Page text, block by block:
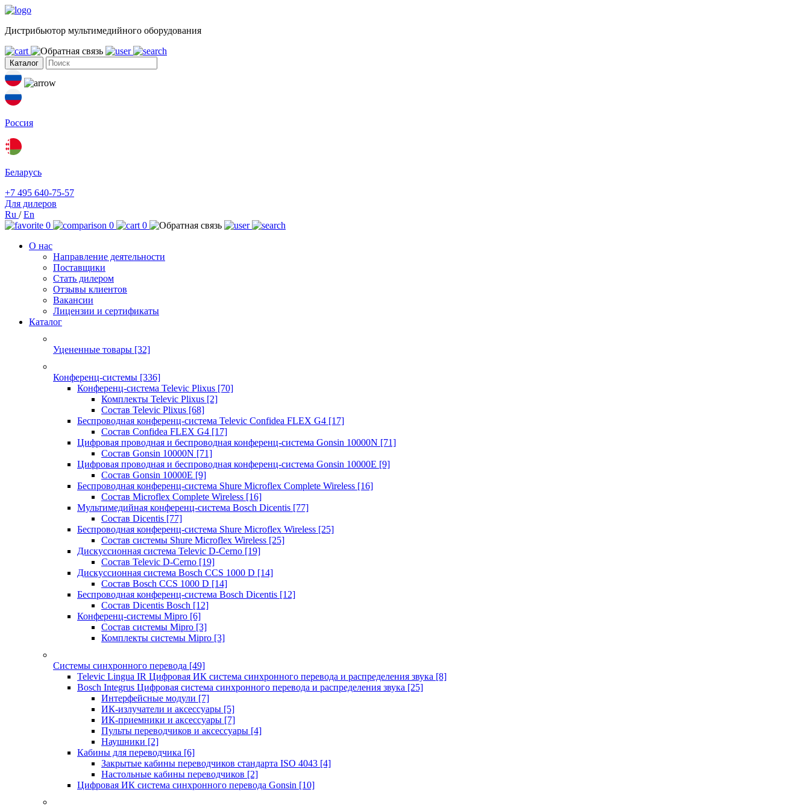
Дистрибьютор мультимедийного оборудования
Каталог
Россия
Беларусь
+7 495 640-75-57
Для дилеров
Ru /En
0
0
0
О нас
Направление деятельности
Поставщики
Стать дилером
Отзывы клиентов
Вакансии
Лицензии и сертификаты
Каталог
Уцененные товары [32]
Конференц-системы [336]
Конференц-система Televic Plixus [70]
Комплекты Televic Plixus [2]
Состав Televic Plixus [68]
Беспроводная конференц-система Televic Confidea FLEX G4 [17]
Состав Confidea FLEX G4 [17]
Цифровая проводная и беспроводная конференц-система Gonsin 10000N [71]
Состав Gonsin 10000N [71]
Цифровая проводная и беспроводная конференц-система Gonsin 10000E [9]
Состав Gonsin 10000E [9]
Беспроводная конференц-система Shure Microflex Complete Wireless [16]
Состав Microflex Complete Wireless [16]
Мультимедийная конференц-система Bosch Dicentis [77]
Состав Dicentis [77]
Беспроводная конференц-система Shure Microflex Wireless [25]
Состав системы Shure Microflex Wireless [25]
Дискуссионная система Televic D-Cerno [19]
Состав Televic D-Cerno [19]
Дискуссионная система Bosch CCS 1000 D [14]
Состав Bosch CCS 1000 D [14]
Беспроводная конференц-система Bosch Dicentis [12]
Состав Dicentis Bosch [12]
Конференц-системы Mipro [6]
Состав системы Mipro [3]
Комплекты системы Mipro [3]
Системы синхронного перевода [49]
Televic Lingua IR Цифровая ИК система синхронного перевода и распределения звука [8]
Bosch Integrus Цифровая система синхронного перевода и распределения звука [25]
Интерфейсные модули [7]
ИК-излучатели и аксессуары [5]
ИК-приемники и аксессуары [7]
Пульты переводчиков и аксессуары [4]
Наушники [2]
Кабины для переводчика [6]
Закрытые кабины переводчиков стандарта ISO 4043 [4]
Настольные кабины переводчиков [2]
Цифровая ИК система синхронного перевода Gonsin [10]